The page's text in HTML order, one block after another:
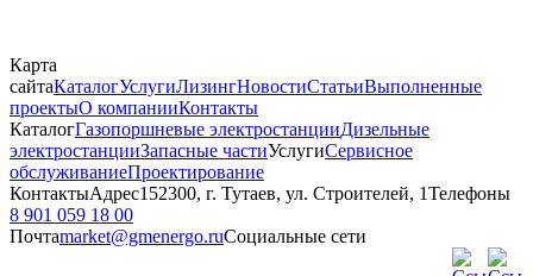
Карта
сайтаКаталогУслугиЛизингНовостиСтатьиВыполненные
проектыО компанииКонтакты
КаталогГазопоршневые электростанцииДизельные
электростанцииЗапасные частиУслугиСервисное
обслуживаниеПроектирование
КонтактыАдрес152300, г. Тутаев, ул. Строителей, 1Телефоны
8 901 059 18 00
Почтаmarket@gmenergo.ruСоциальные сети